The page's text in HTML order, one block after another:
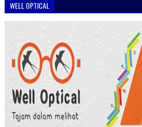
WELL OPTICAL